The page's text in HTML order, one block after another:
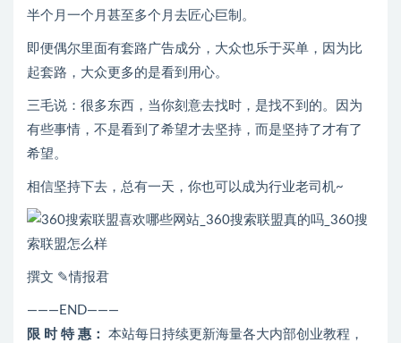
半个月一个月甚至多个月去匠心巨制。
即便偶尔里面有套路广告成分，大众也乐于买单，因为比
起套路，大众更多的是看到用心。
三毛说：很多东西，当你刻意去找时，是找不到的。因为
有些事情，不是看到了希望才去坚持，而是坚持了才有了
希望。
相信坚持下去，总有一天，你也可以成为行业老司机~
撰文 ✎情报君
———END———
限 时 特 惠： 本站每日持续更新海量各大内部创业教程，